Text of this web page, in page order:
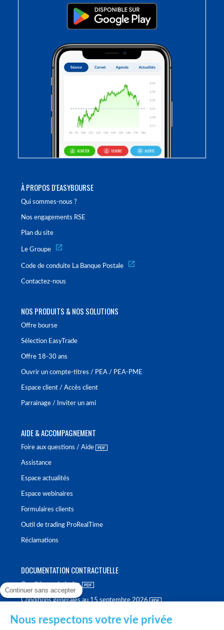
À PROPOS D'EASYBOURSE
Qui sommes-nous ?
Nos engagements RSE
Plan du site
Le Groupe
Code de conduite La Banque Postale
Contactez-nous
NOS PRODUITS & NOS SOLUTIONS
Offre bourse
Sélection EasyTrade
Offre 18-30 ans
Ouvrir un compte-titres / PEA / PEA-PME
Espace client / Accès client
Parrainage / Inviter un ami
AIDE & ACCOMPAGNEMENT
Foire aux questions / Aide
Assistance
Espace actualités
Espace webinaires
Formulaires clients
Outil de trading ProRealTime
Réclamations
DOCUMENTATION CONTRACTUELLE
Conditions générales
Conditions générales au 15 septembre 2026
Continuer sans accepter
Nous respectons votre vie privée